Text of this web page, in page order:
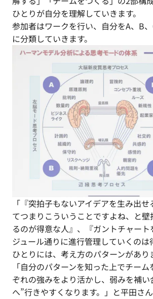
ひとりが自分を理解していきます。
参加者はワークを行い、自分をA、B
に分類していきます。
「『突拍子もないアイデアを生み出
てつまりこういうことですよね、と
るのが得意な人』、『ガントチャー
ジュール通りに進行管理していくのは
ひとりには、考え方のパターンがあり
「自分のパターンを知った上でチー
ぞれの強みをより活かし、弱みを補い
へ”行きやすくなります。」と平田さん